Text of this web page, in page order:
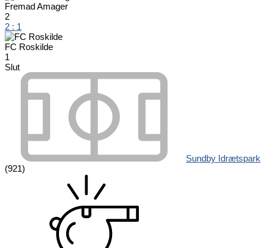
Fremad Amager
2
2 : 1
FC Roskilde
1
Slut
Sundby Idrætspark
(921)